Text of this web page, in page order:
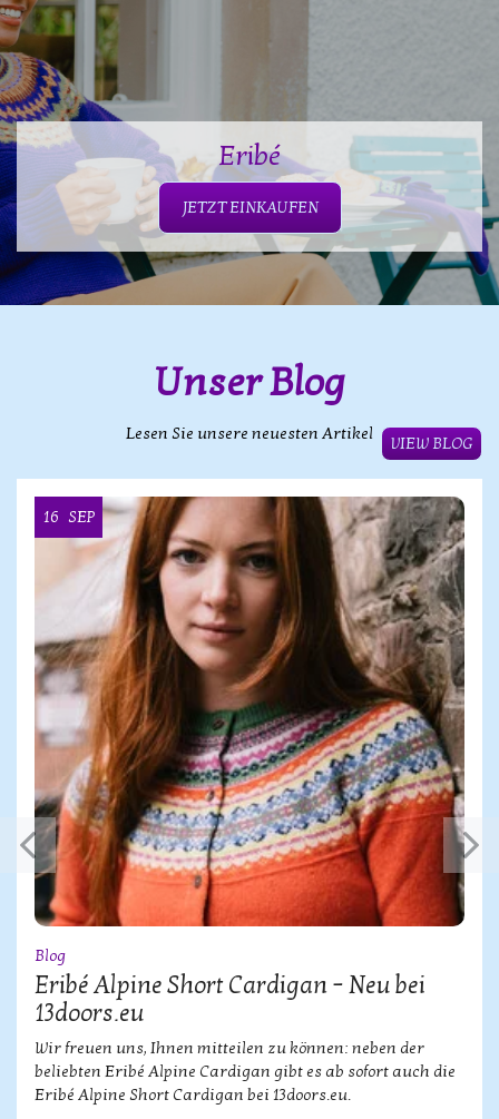
Eribé
JETZT EINKAUFEN
Unser Blog
Lesen Sie unsere neuesten Artikel
VIEW BLOG
16 SEP
Blog
Eribé Alpine Short Cardigan – Neu bei
13doors.eu
Wir freuen uns, Ihnen mitteilen zu können: neben der
beliebten Eribé Alpine Cardigan gibt es ab sofort auch die
Eribé Alpine Short Cardigan bei 13doors.eu.